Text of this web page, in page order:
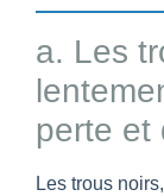
a. Les
perte et
Les trous